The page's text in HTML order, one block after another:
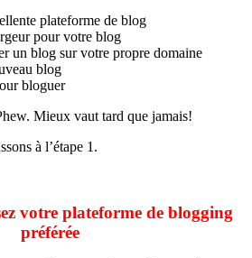
plateforme de blog
pour votre blog
un blog sur votre propre domaine
blog
bloguer
Mieux vaut tard que jamais!
à l’étape 1.
votre plateforme de blogging
préférée